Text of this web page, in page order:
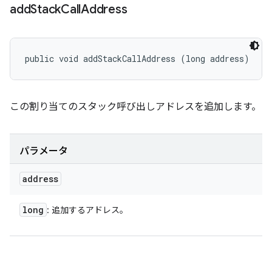
addStackCallAddress
public void addStackCallAddress (long address)
この割り当てのスタック呼び出しアドレスを追加します。
パラメータ
address
long : 追加するアドレス。